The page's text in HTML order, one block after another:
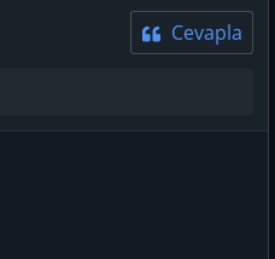
Cevapla